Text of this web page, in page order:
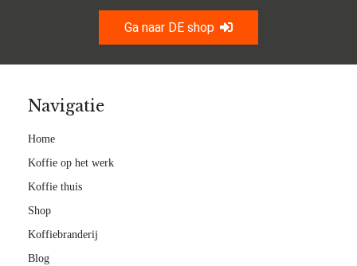
Ga naar DE shop
Navigatie
Home
Koffie op het werk
Koffie thuis
Shop
Koffiebranderij
Blog